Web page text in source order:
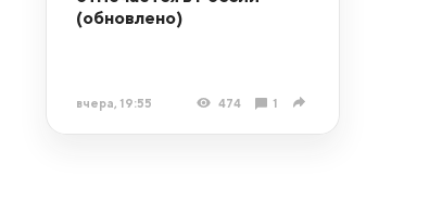
(обновлено)
вчера, 19:55 474 1